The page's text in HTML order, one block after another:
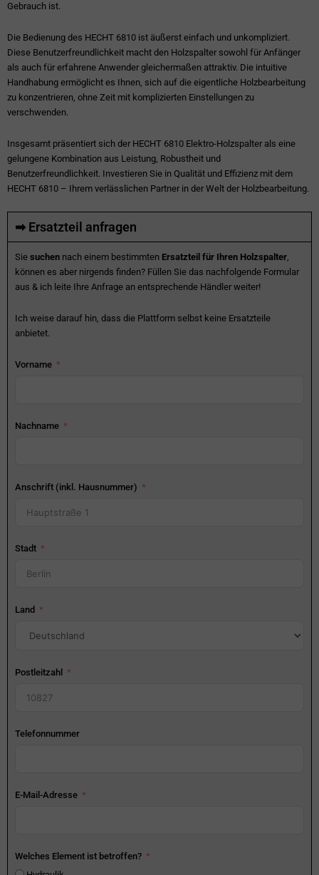
Gebrauch ist.
Die Bedienung des HECHT 6810 ist äußerst einfach und unkompliziert.
Diese Benutzerfreundlichkeit macht den Holzspalter sowohl für Anfänger
als auch für erfahrene Anwender gleichermaßen attraktiv. Die intuitive
Handhabung ermöglicht es Ihnen, sich auf die eigentliche Holzbearbeitung
zu konzentrieren, ohne Zeit mit komplizierten Einstellungen zu
verschwenden.
Insgesamt präsentiert sich der HECHT 6810 Elektro-Holzspalter als eine
gelungene Kombination aus Leistung, Robustheit und
Benutzerfreundlichkeit. Investieren Sie in Qualität und Effizienz mit dem
HECHT 6810 – Ihrem verlässlichen Partner in der Welt der Holzbearbeitung.
➡ Ersatzteil anfragen
Sie suchen nach einem bestimmten Ersatzteil für Ihren Holzspalter,
können es aber nirgends finden? Füllen Sie das nachfolgende Formular
aus & ich leite Ihre Anfrage an entsprechende Händler weiter!
Ich weise darauf hin, dass die Plattform selbst keine Ersatzteile
anbietet.
Vorname
Nachname
Anschrift (inkl. Hausnummer)
Stadt
Land
Postleitzahl
Telefonnummer
E-Mail-Adresse
Welches Element ist betroffen?